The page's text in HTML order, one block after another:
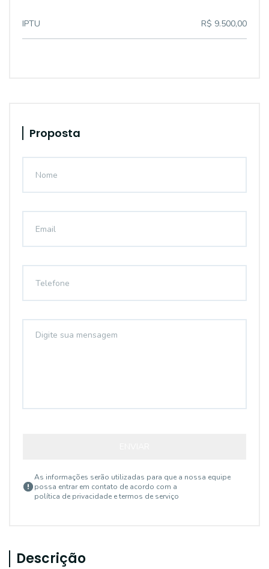
IPTU R$ 9.500,00
Proposta
As informações serão utilizadas para que a nossa equipe
possa entrar em contato de acordo com a
política de privacidade e termos de serviço
Descrição